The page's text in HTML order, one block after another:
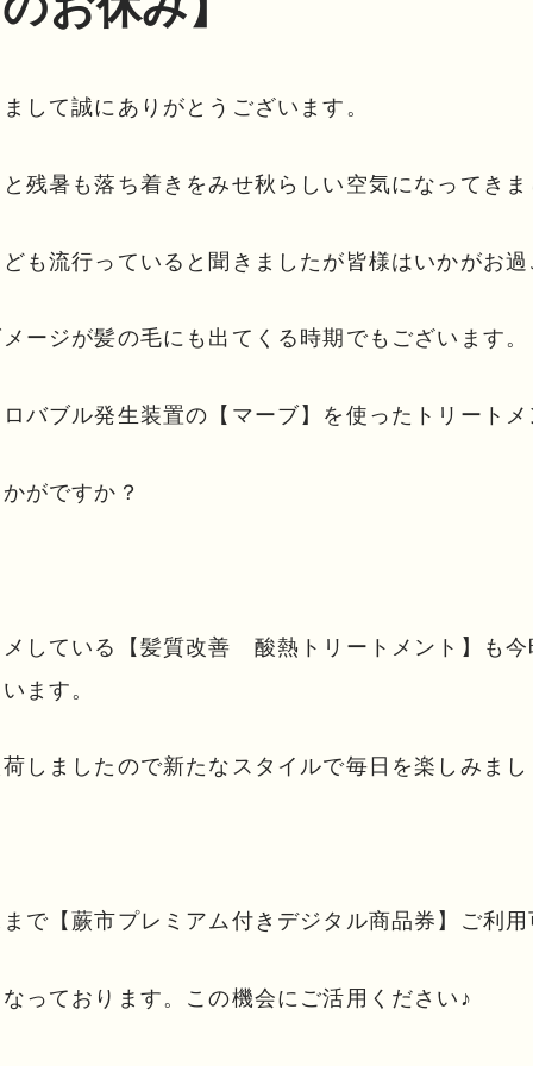
して誠にありがとうございます。
残暑も落ち着きをみせ秋らしい空気になってき
も流行っていると聞きましたが皆様はいかがお
ージが髪の毛にも出てくる時期でもございます。
バブル発生装置の【マーブ】を使ったトリート
がですか？
している【髪質改善 酸熱トリートメント】も
ます。
しましたので新たなスタイルで毎日を楽しみま
で【蕨市プレミアム付きデジタル商品券】ご利
っております。この機会にご活用ください♪